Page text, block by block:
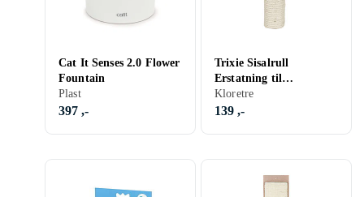
Cat It Senses 2.0 Flower
Fountain
Plast
397 ,-
Trixie Sisalrull
Erstatning til
Klorestolpe (Ø 9 cm / 40
cm)
Kloretre
139 ,-